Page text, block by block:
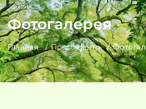
Фотогалерея
Главная Пресс-центр